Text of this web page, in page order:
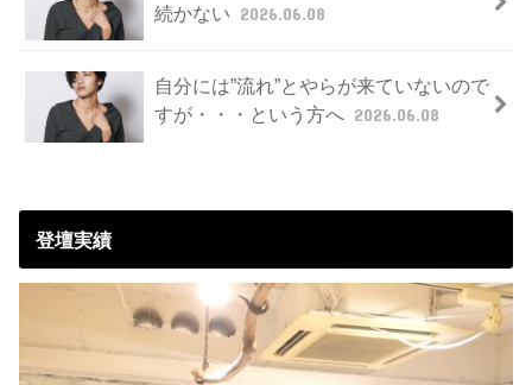
続かない 2026.06.08
自分には”流れ”とやらが来ていないので
すが・・・という方へ 2026.06.08
登壇実績